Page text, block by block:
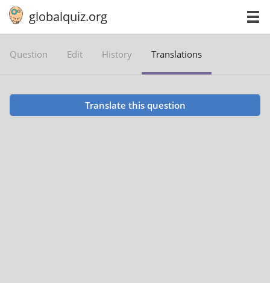
globalquiz.org
Question Edit History Translations
Translate this question